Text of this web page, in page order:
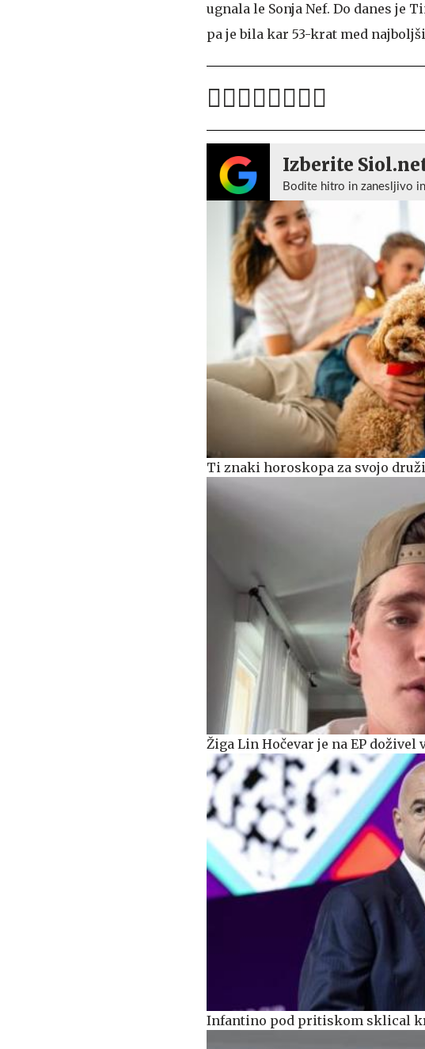
ugnala le Sonja Nef. Do danes je
pa je bila kar 53-krat med
Izberite
Bodite hitro in zanesljivo
Ti znaki horoskopa za svojo
Žiga Lin Hočevar je na EP doživel
Infantino pod pritiskom sklical